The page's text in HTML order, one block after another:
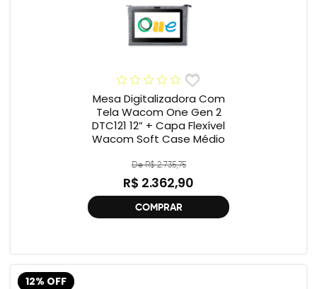
Mesa Digitalizadora Com
Tela Wacom One Gen 2
DTC121 12” + Capa Flexível
Wacom Soft Case Médio
De R$ 2.735,75
R$ 2.362,90
COMPRAR
12% OFF